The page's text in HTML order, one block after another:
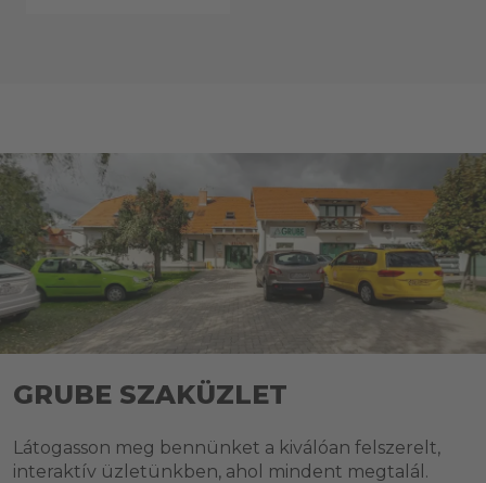
GRUBE SZAKÜZLET
Látogasson meg bennünket a kiválóan felszerelt,
interaktív üzletünkben, ahol mindent megtalál.